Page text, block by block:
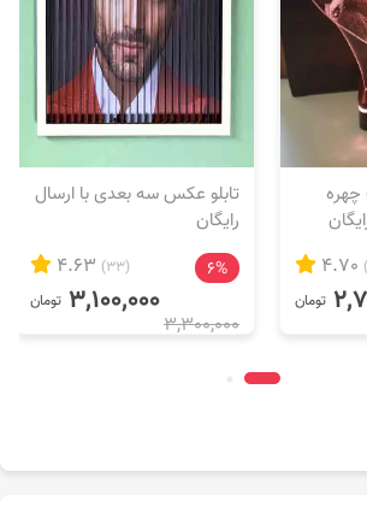
چهره
تومان
تابلو عکس سه بعدی با ارسال
رایگان
6%
(33)
تومان
3,300,000